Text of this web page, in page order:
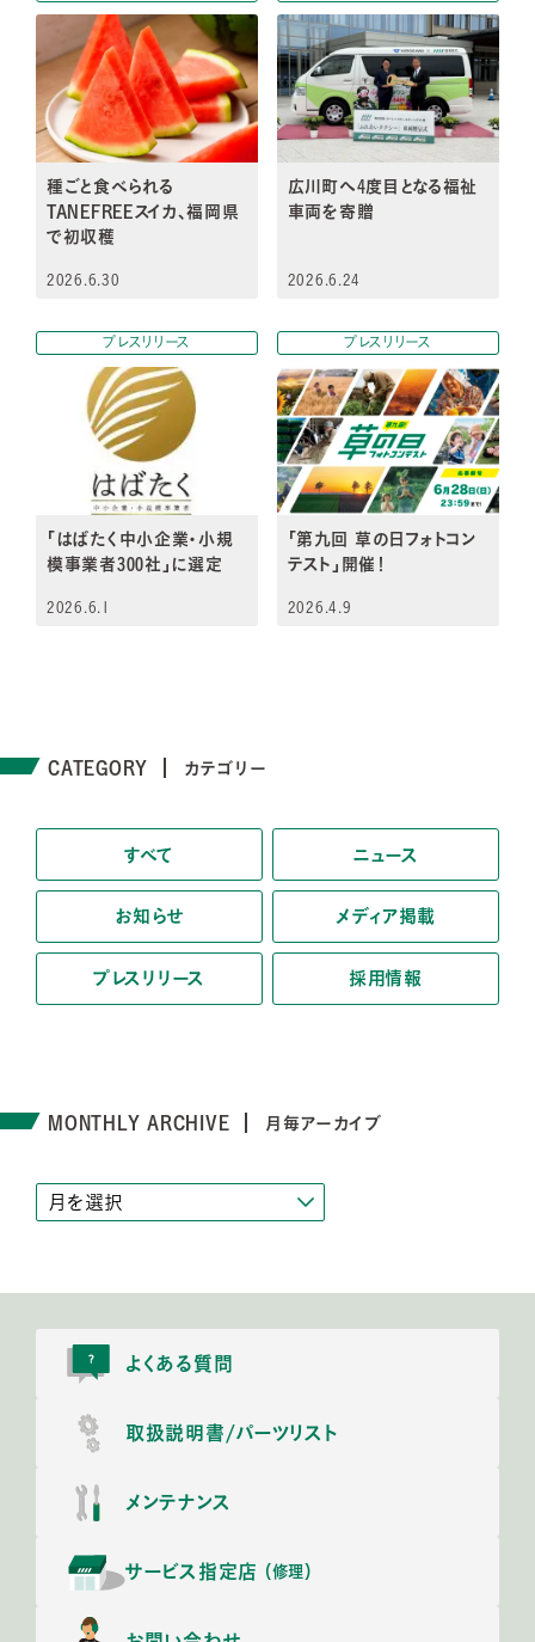
種ごと食べられる
TANEFREEスイカ、福岡県
で初収穫
2026.6.30
広川町へ4度目となる福祉
車両を寄贈
2026.6.24
プレスリリース
「はばたく中小企業・小規
模事業者300社」に選定
2026.6.1
プレスリリース
「第九回 草の日フォトコン
テスト」開催！
2026.4.9
CATEGORY カテゴリー
すべて ニュース
お知らせ メディア掲載
プレスリリース 採用情報
MONTHLY ARCHIVE 月毎アーカイブ
よくある質問
取扱説明書/パーツリスト
メンテナンス
サービス指定店 （修理）